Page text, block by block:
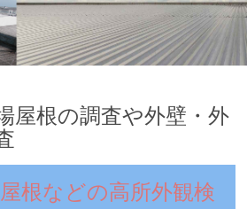
屋根の調査や外壁・外
根などの高所外観検